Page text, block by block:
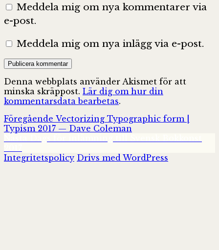
Meddela mig om nya kommentarer via
e-post.
Meddela mig om nya inlägg via e-post.
Denna webbplats använder Akismet för att
minska skräppost. Lär dig om hur din
kommentarsdata bearbetas.
Inläggsnavigering
Föregående Föregående
inlägg:
Vectorizing Typographic form |
Typism 2017 — Dave Coleman
Integritetspolicy Drivs med WordPress